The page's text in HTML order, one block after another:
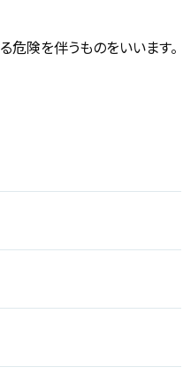
危険を伴うものをいいます。